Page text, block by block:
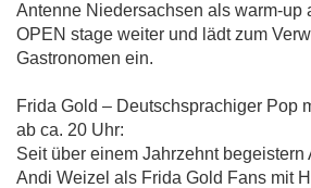
Antenne Niedersachsen als warm-up
OPEN stage weiter und lädt zum
Gastronomen ein.
Frida Gold – Deutschsprachiger Pop
ab ca. 20 Uhr:
Seit über einem Jahrzehnt begeistern
Andi Weizel als Frida Gold Fans mit